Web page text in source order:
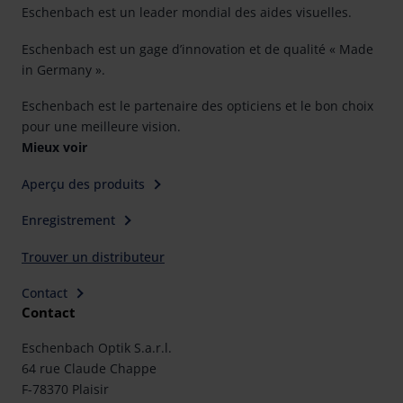
Eschenbach est un leader mondial des aides visuelles.
Eschenbach est un gage d’innovation et de qualité « Made
in Germany ».
Eschenbach est le partenaire des opticiens et le bon choix
pour une meilleure vision.
Mieux voir
Aperçu des produits
Enregistrement
Trouver un distributeur
Contact
Contact
Eschenbach Optik S.a.r.l.
64 rue Claude Chappe
F-78370 Plaisir